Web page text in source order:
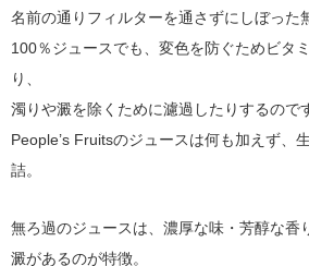
名前の通りフィルターを通さずにしぼった
100％ジュースでも、変色を防ぐためビタ
り、
濁りや澱を除くために濾過したりするので
People’s Fruitsのジュースは何も加えず、
詰。
無ろ過のジュースは、濃厚な味・芳醇な香
澱があるのが特徴。